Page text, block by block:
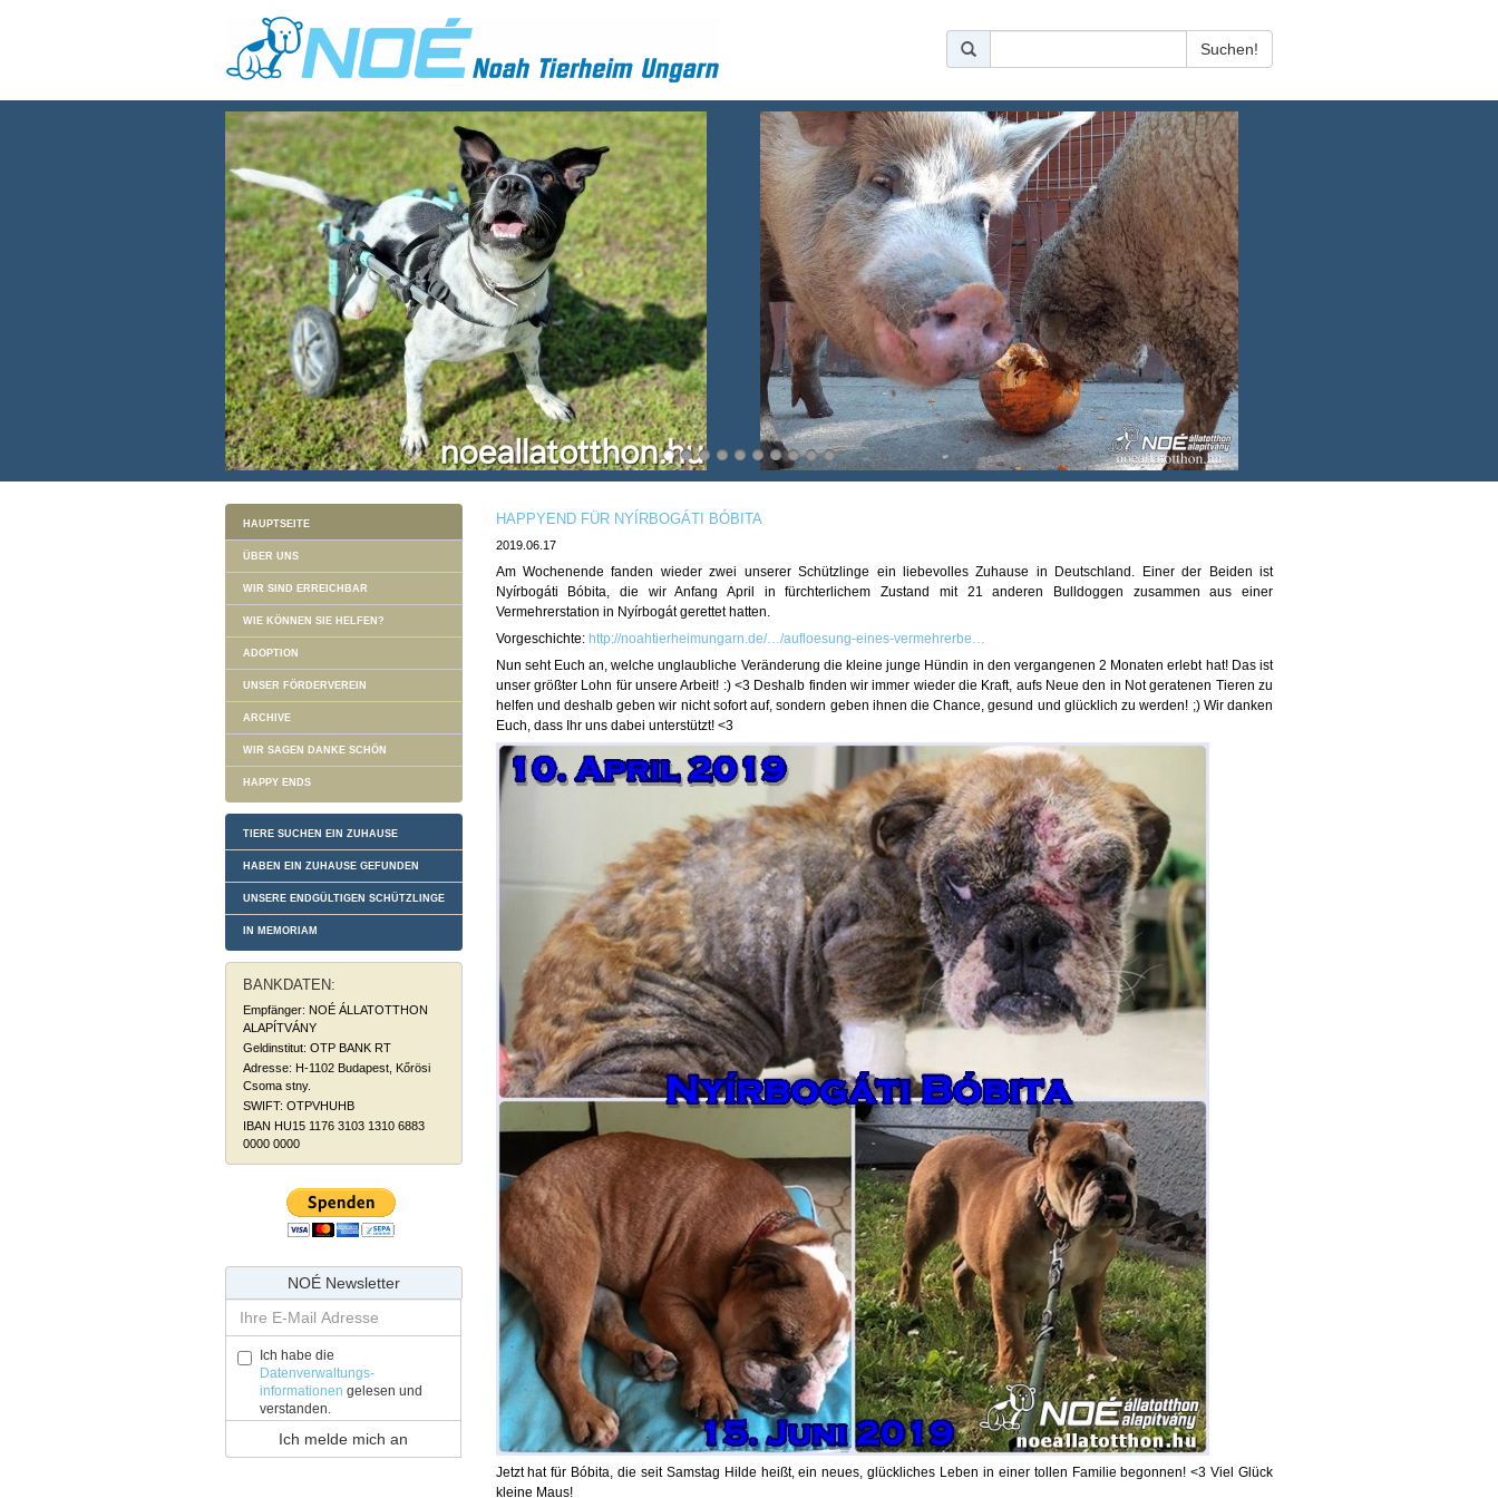
HAUPTSEITE
ÜBER UNS
WIR SIND ERREICHBAR
WIE KÖNNEN SIE HELFEN?
ADOPTION
UNSER FÖRDERVEREIN
ARCHIVE
WIR SAGEN DANKE SCHÖN
HAPPY ENDS
TIERE SUCHEN EIN ZUHAUSE
HABEN EIN ZUHAUSE GEFUNDEN
UNSERE ENDGÜLTIGEN SCHÜTZLINGE
IN MEMORIAM
BANKDATEN:
Empfänger: NOÉ ÁLLATOTTHON
ALAPÍTVÁNY
Geldinstitut: OTP BANK RT
Adresse: H-1102 Budapest, Kőrösi
Csoma stny.
SWIFT: OTPVHUHB
IBAN HU15 1176 3103 1310 6883
0000 0000
NOÉ Newsletter
Ich habe die
Datenverwaltungs-
informationen gelesen und
verstanden.
HAPPYEND FÜR NYÍRBOGÁTI BÓBITA
2019.06.17
Am Wochenende fanden wieder zwei unserer Schützlinge ein liebevolles Zuhause in Deutschland. Einer der Beiden ist
Nyírbogáti Bóbita, die wir Anfang April in fürchterlichem Zustand mit 21 anderen Bulldoggen zusammen aus einer
Vermehrerstation in Nyírbogát gerettet hatten.
Vorgeschichte: http://noahtierheimungarn.de/…/aufloesung-eines-vermehrerbe…
Nun seht Euch an, welche unglaubliche Veränderung die kleine junge Hündin in den vergangenen 2 Monaten erlebt hat! Das ist
unser größter Lohn für unsere Arbeit! :) <3Deshalb finden wir immer wieder die Kraft, aufs Neue den in Not geratenen Tieren zu
helfen und deshalb geben wir nicht sofort auf, sondern geben ihnen die Chance, gesund und glücklich zu werden! ;)Wir danken
Euch, dass Ihr uns dabei unterstützt! <3
Jetzt hat für Bóbita, die seit Samstag Hilde heißt, ein neues, glückliches Leben in einer tollen Familie begonnen!<3 Viel Glück
kleine Maus!